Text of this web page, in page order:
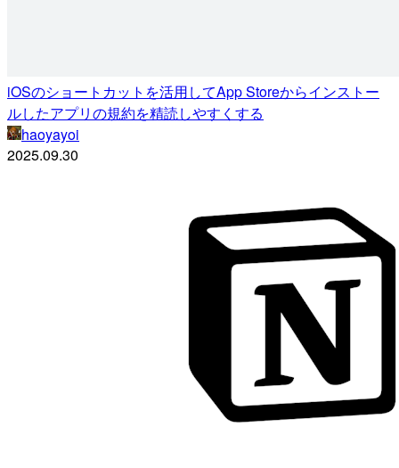
iOSのショートカットを活用してApp Storeからインストー
ルしたアプリの規約を精読しやすくする
haoyayoi
2025.09.30